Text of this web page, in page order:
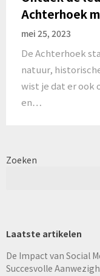
Achterhoek
mei 25, 2023
De Achterhoek
natuur,
wist je dat er
en…
Zoeken
Laatste artikelen
De Impact van Social
Succesvolle